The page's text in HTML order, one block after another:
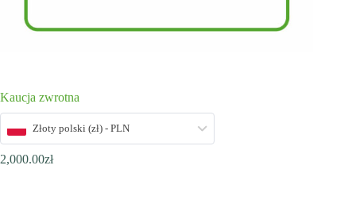
Kaucja zwrotna
Złoty polski (zł) - PLN
2,000.00zł